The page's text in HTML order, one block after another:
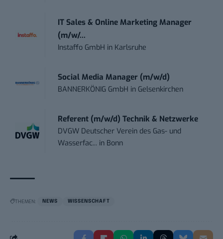
IT Sales & Online Marketing Manager
(m/w/...
Instaffo GmbH in Karlsruhe
Social Media Manager (m/w/d)
BANNERKÖNIG GmbH in Gelsenkirchen
Referent (m/w/d) Technik & Netzwerke
DVGW Deutscher Verein des Gas- und
Wasserfac... in Bonn
THEMEN: NEWS WISSENSCHAFT